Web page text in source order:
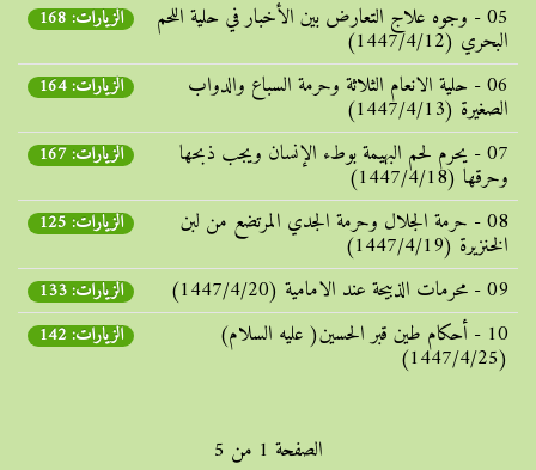
05 - وجوه علاج التعارض بين الأخبار في حلية اللحم
البحري (1447/4/12)
الزيارات: 168
06 - حلية الانعام الثلاثة وحرمة السباع والدواب
الصغيرة (1447/4/13)
الزيارات: 164
07 - يحرم لحم البهيمة بوطء الإنسان ويجب ذبحها
وحرقها (1447/4/18)
الزيارات: 167
08 - حرمة الجلال وحرمة الجدي المرتضع من لبن
الخنزيرة (1447/4/19)
الزيارات: 125
09 - محرمات الذبيحة عند الامامية (1447/4/20) الزيارات: 133
10 - أحكام طين قبر الحسين( عليه السلام)
(1447/4/25)
الزيارات: 142
الصفحة 1 من 5